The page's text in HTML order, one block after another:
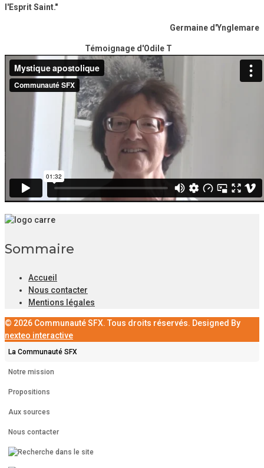
l'Esprit Saint."
Germaine d'Ynglemare
Témoignage d'Odile T
Sommaire
Accueil
Nous contacter
Mentions légales
© 2026 Communauté SFX. Tous droits réservés. Designed By
nexteo interactive
La Communauté SFX
Notre mission
Propositions
Aux sources
Nous contacter